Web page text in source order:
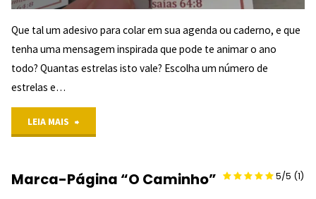
"
Que tal um adesivo para colar em sua agenda ou caderno, e que
tenha uma mensagem inspirada que pode te animar o ano
todo? Quantas estrelas isto vale? Escolha um número de
estrelas e…
LEIA MAIS
64:8
Marca-Página “O Caminho” 5/5 (1)